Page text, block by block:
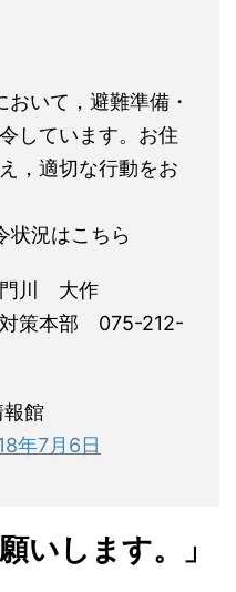
いて，避難準備・
しています。お住
，適切な行動をお
況はこちら
川 大作
対策本部 075-212-
館
年7月6日
いします。」